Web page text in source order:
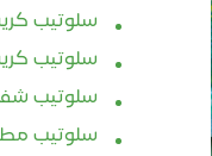
سلوتيب كريستال
سلوتيب كريستال
سلوتيب شفاف -
سلوتيب مطبوع 1